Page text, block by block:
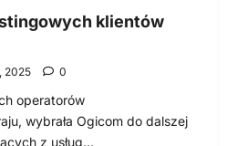
klientów
2025 0
operatorów
wybrała Ogicom do dalszej
z usług...